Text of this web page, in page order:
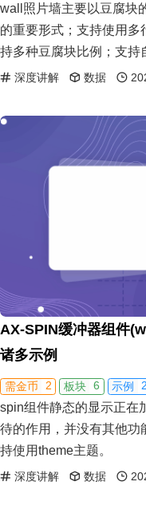
wall照片墙主要以豆腐块
的重要形式；支持使用多
持多种豆腐块比例；支持
深度讲解 数据
AX-SPIN缓冲器组件
诸多示例
需金币 2 板块 6 示例
spin组件静态的显示正在
待的作用，并没有其他功
持使用theme主题。
深度讲解 数据